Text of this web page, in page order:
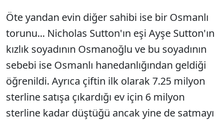
Öte yandan evin diğer sahibi ise bir Osmanlı
torunu... Nicholas Sutton'ın eşi Ayşe Sutton'ın
kızlık soyadının Osmanoğlu ve bu soyadının
sebebi ise Osmanlı hanedanlığından geldiği
öğrenildi. Ayrıca çiftin ilk olarak 7.25 milyon
sterline satışa çıkardığı ev için 6 milyon
sterline kadar düştüğü ancak yine de satmayı